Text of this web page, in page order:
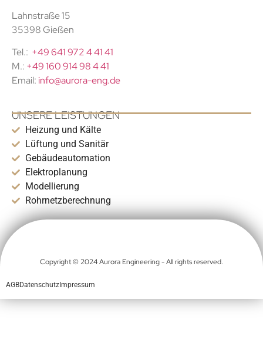
Lahnstraße 15
35398 Gießen
Tel.: +49 641 972 4 41 41
M.: +49 160 914 98 4 41
Email: info@aurora-eng.de
UNSERE LEISTUNGEN
Heizung und Kälte
Lüftung und Sanitär
Gebäudeautomation
Elektroplanung
Modellierung
Rohrnetzberechnung
Copyright © 2024 Aurora Engineering - All rights reserved.
AGBDatenschutz Impressum